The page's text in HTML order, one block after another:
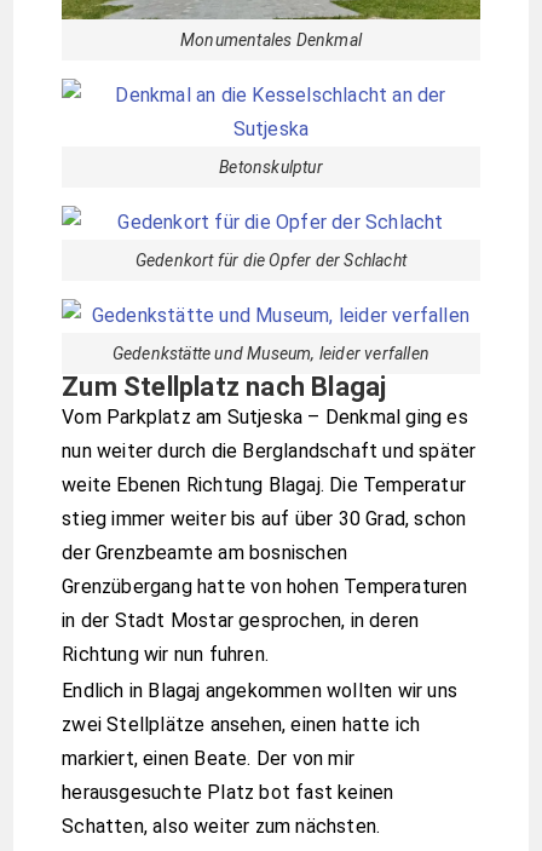
Monumentales Denkmal
Betonskulptur
Gedenkort für die Opfer der Schlacht
Gedenkstätte und Museum, leider verfallen
Zum Stellplatz nach Blagaj
Vom Parkplatz am Sutjeska – Denkmal ging es
nun weiter durch die Berglandschaft und später
weite Ebenen Richtung Blagaj. Die Temperatur
stieg immer weiter bis auf über 30 Grad, schon
der Grenzbeamte am bosnischen
Grenzübergang hatte von hohen Temperaturen
in der Stadt Mostar gesprochen, in deren
Richtung wir nun fuhren.
Endlich in Blagaj angekommen wollten wir uns
zwei Stellplätze ansehen, einen hatte ich
markiert, einen Beate. Der von mir
herausgesuchte Platz bot fast keinen
Schatten, also weiter zum nächsten.